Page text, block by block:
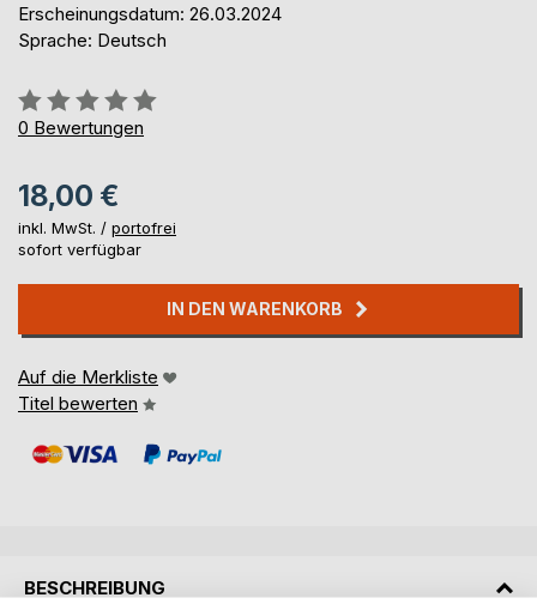
Erscheinungsdatum: 26.03.2024
Sprache: Deutsch
Bewertung::
0%
0 Bewertungen
18,00 €
inkl. MwSt. / portofrei
sofort verfügbar
IN DEN WARENKORB
Auf die Merkliste
Titel bewerten
BESCHREIBUNG